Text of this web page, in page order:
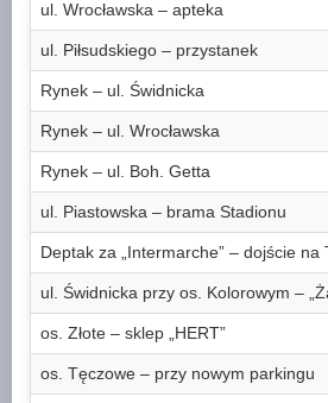
ul. Wrocławska – apteka
ul. Piłsudskiego – przystanek
Rynek – ul. Świdnicka
Rynek – ul. Wrocławska
Rynek – ul. Boh. Getta
ul. Piastowska – brama Stadionu
Deptak za „Intermarche” – dojście na
ul. Świdnicka przy os. Kolorowym –
os. Złote – sklep „HERT”
os. Tęczowe – przy nowym parkingu